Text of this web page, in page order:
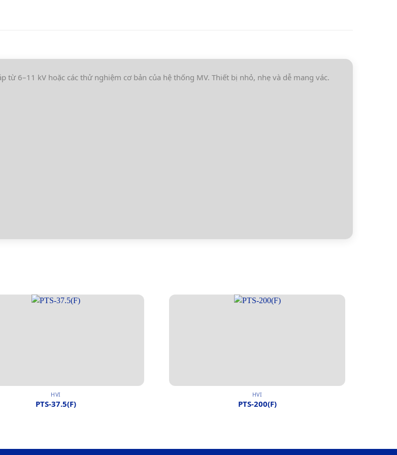
từ 6–11 kV hoặc các thử nghiệm cơ bản của hệ thống MV. Thiết bị nhỏ, nhẹ và dễ mang vác.
HVI
PTS-37.5(F)
HVI
PTS-200(F)